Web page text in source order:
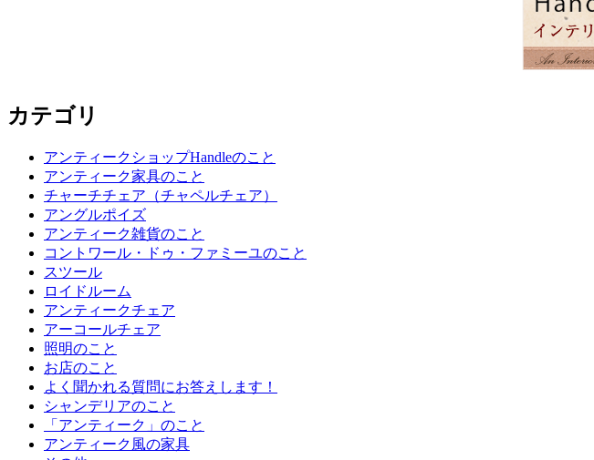
カテゴリ
アンティークショップHandleのこと
アンティーク家具のこと
チャーチチェア（チャペルチェア）
アングルポイズ
アンティーク雑貨のこと
コントワール・ドゥ・ファミーユのこと
スツール
ロイドルーム
アンティークチェア
アーコールチェア
照明のこと
お店のこと
よく聞かれる質問にお答えします！
シャンデリアのこと
「アンティーク」のこと
アンティーク風の家具